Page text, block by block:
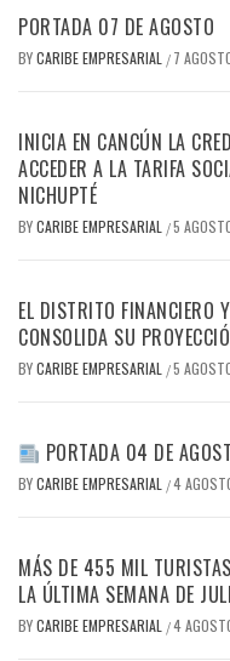
PORTADA 07 DE AGOSTO
BYCARIBE EMPRESARIAL / 7
INICIA EN CANCÚN LA
ACCEDER A LA TARIFA
NICHUPTÉ
BYCARIBE EMPRESARIAL /5
EL DISTRITO FINANCIERO
CONSOLIDA SU
BYCARIBE EMPRESARIAL /5
PORTADA 04 DE
BYCARIBE EMPRESARIAL /4
MÁS DE 455 MIL
LA ÚLTIMA SEMANA DE
BYCARIBE EMPRESARIAL /4